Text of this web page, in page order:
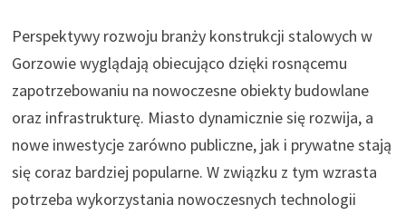
Perspektywy rozwoju branży konstrukcji stalowych w
Gorzowie wyglądają obiecująco dzięki rosnącemu
zapotrzebowaniu na nowoczesne obiekty budowlane
oraz infrastrukturę. Miasto dynamicznie się rozwija, a
nowe inwestycje zarówno publiczne, jak i prywatne stają
się coraz bardziej popularne. W związku z tym wzrasta
potrzeba wykorzystania nowoczesnych technologii